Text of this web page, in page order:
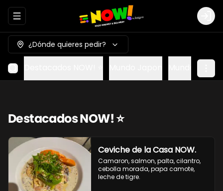
Abrir menu de navegación Login
¿Dónde quieres pedir?
Destacados NOW! ⭐
Ceviche de la Casa NOW.
Camaron, salmon, palta, cilantro,
cebolla morada, papa camote,
leche de tigre.